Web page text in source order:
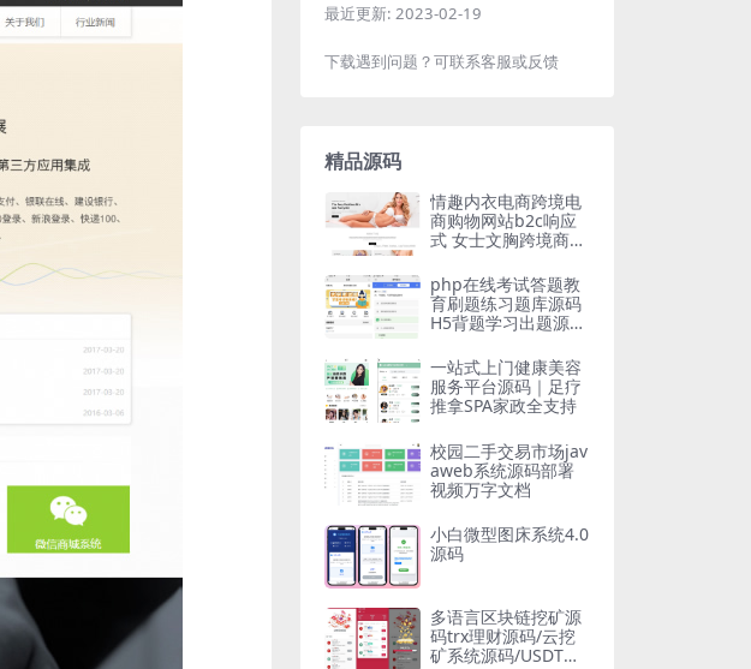
最近更新: 2023-02-19
下载遇到问题？可联系客服或反馈
精品源码
情趣内衣电商跨境电
商购物网站b2c响应
式 女士文胸跨境商城
站源码
php在线考试答题教
育刷题练习题库源码
H5背题学习出题源码
一站式上门健康美容
服务平台源码｜足疗
推拿SPA家政全支持
校园二手交易市场jav
aweb系统源码部署
视频万字文档
小白微型图床系统4.0
源码
多语言区块链挖矿源
码trx理财源码/云挖
矿系统源码/USDT质